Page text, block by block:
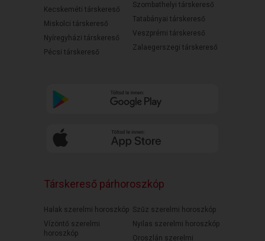
Kecskeméti társkereső
Miskolci társkereső
Nyíregyházi társkereső
Pécsi társkereső
Szombathelyi társkereső
Tatabányai társkereső
Veszprémi társkereső
Zalaegerszegi társkereső
Társkereső párhoroszkóp
Halak szerelmi horoszkóp
Vízöntő szerelmi
horoszkóp
Szűz szerelmi horoszkóp
Nyilas szerelmi horoszkóp
Oroszlán szerelmi